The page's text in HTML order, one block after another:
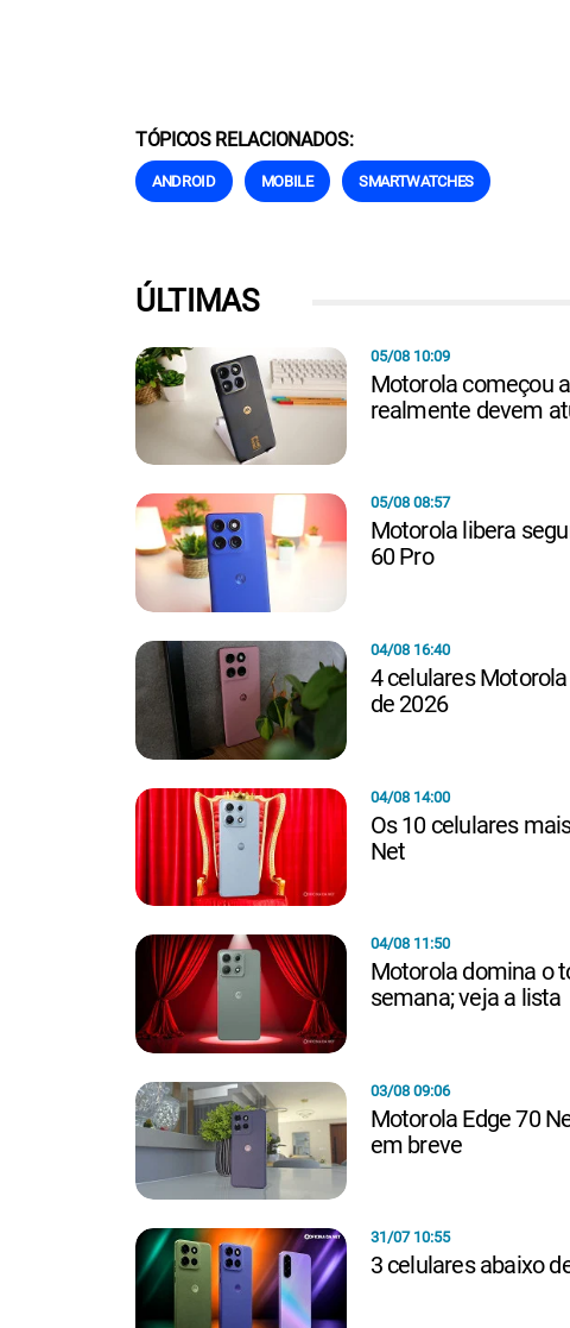
TÓPICOS RELACIONADOS:
ANDROID MOBILE SMARTWATCHES
ÚLTIMAS
05/08 10:09
Motorola começou
realmente devem
05/08 08:57
Motorola libera
60 Pro
04/08 16:40
4 celulares
de 2026
04/08 14:00
Os 10 celulares
Net
04/08 11:50
Motorola domina o
semana; veja a lista
03/08 09:06
Motorola Edge 70
em breve
31/07 10:55
3 celulares abaixo